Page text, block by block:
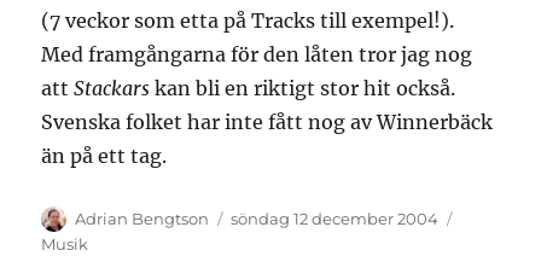
(7 veckor som etta på Tracks till exempel!).
Med framgångarna för den låten tror jag nog
attStackars kan bli en riktigt stor hit också.
Svenska folket har inte fått nog av Winnerbäck
än på ett tag.
Författare
Adrian Bengtson
Publicerat
söndag 12 december 2004
Musik